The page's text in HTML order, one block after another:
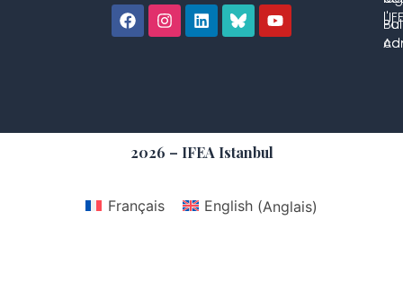
2026 – IFEA Istanbul
Français English(Anglais)